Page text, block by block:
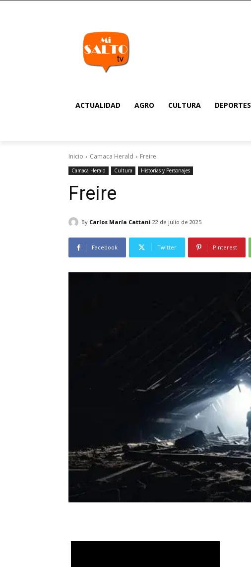
ACTUALIDAD AGRO CULTURA DEPORTES
Inicio Camaca Herald Freire
Camaca Herald Cultura Historias y Personajes
Freire
By Carlos María Cattani 22 de julio de 2025
Facebook Twitter Pinterest